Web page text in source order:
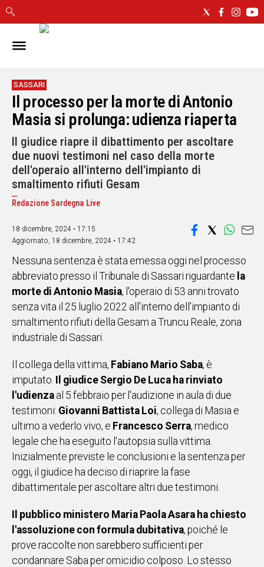
IN
CAGLIARI
SASSARI
NUORO
ORISTANO
SULCIS
GALLURA
OGLIASTRA
MEDIO
CAMPIDANO
ALTRE
NOTIZIE
POLITICA
IN
ITALIA
NEL
MONDO
SPORT
STORIE
VIDEO
UNISCITI
WHATSAPP
Social
SASSARI
Il processo per la morte di Antonio
Masia si prolunga: udienza riaperta
Il giudice riapre il dibattimento per ascoltare
due nuovi testimoni nel caso della morte
dell'operaio all'interno dell'impianto di
smaltimento rifiuti Gesam
Redazione Sardegna Live
18 dicembre, 2024 • 17:15
Aggiornato, 18 dicembre, 2024 • 17:42
Nessuna sentenza è stata emessa oggi nel processo
abbreviato presso il Tribunale di Sassari riguardante la
morte di Antonio Masia, l'operaio di 53 anni trovato
senza vita il 25 luglio 2022 all'interno dell'impianto di
smaltimento rifiuti della Gesam a Truncu Reale, zona
industriale di Sassari.
Il collega della vittima, Fabiano Mario Saba, è
imputato.
Il giudice Sergio De Luca ha rinviato
l'udienza al 5 febbraio per l'audizione in aula di due
testimoni: Giovanni Battista Loi, collega di Masia e
ultimo a vederlo vivo, e Francesco Serra, medico
legale che ha eseguito l'autopsia sulla vittima.
Inizialmente previste le conclusioni e la sentenza per
oggi, il giudice ha deciso di riaprire la fase
dibattimentale per ascoltare altri due testimoni.
Il pubblico ministero Maria Paola Asara ha chiesto
l'assoluzione con formula dubitativa, poiché le
prove raccolte non sarebbero sufficienti per
condannare Saba per omicidio colposo. Lo stesso